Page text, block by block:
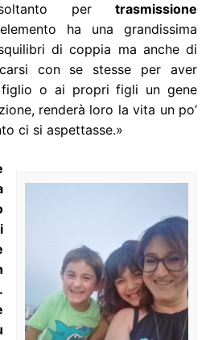
soltanto per trasmissione
ha una grandissima
di coppia ma anche di
con se stesse per aver
o ai propri figli un gene
renderà loro la vita un po’
ci si aspettasse.»